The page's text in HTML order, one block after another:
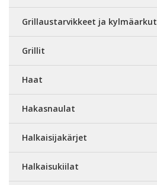
Grillaustarvikkeet ja kylmäarkut
Grillit
Haat
Hakasnaulat
Halkaisijakärjet
Halkaisukiilat